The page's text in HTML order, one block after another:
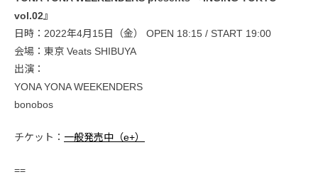
vol.02』
日時：2022年4月15日（金） OPEN 18:15 / START 19:00
会場：東京 Veats SHIBUYA
出演：
YONA YONA WEEKENDERS
bonobos
チケット： 一般発売中（e+）
==